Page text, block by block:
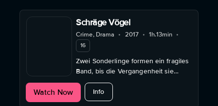
Schräge Vögel
Crime, Drama • 2017 • 1h.13min •
16
Zwei Sonderlinge formen ein fragiles
Band, bis die Vergangenheit sie
einholt.
Watch Now Infoabout Schräge Vögel